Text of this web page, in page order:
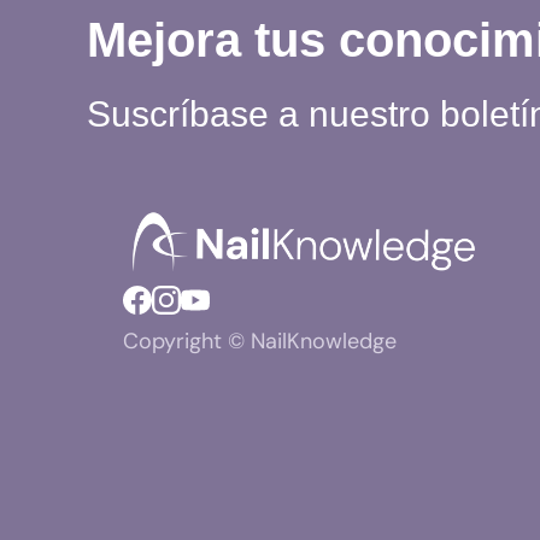
Mejora tus
Suscríbase a nuestro
Copyright © NailKnowledge